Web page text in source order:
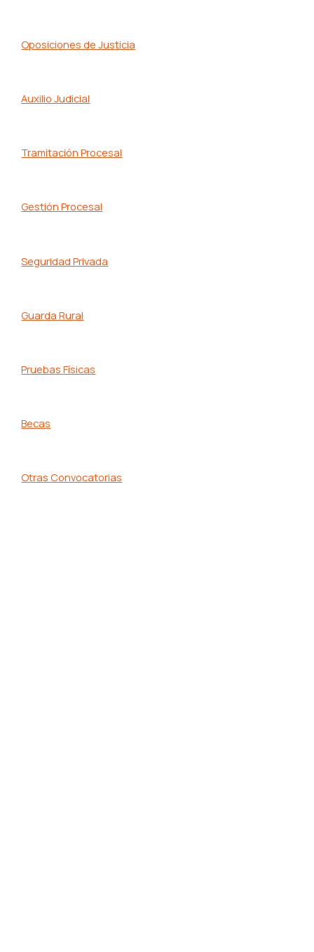
Oposiciones de Justicia
Auxilio Judicial
Tramitación Procesal
Gestión Procesal
Seguridad Privada
Guarda Rural
Pruebas Físicas
Becas
Otras Convocatorias